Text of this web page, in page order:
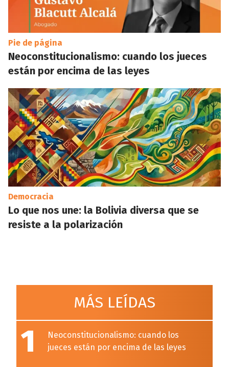
Pie de página
Neoconstitucionalismo: cuando los jueces
están por encima de las leyes
Democracia
Lo que nos une: la Bolivia diversa que se
resiste a la polarización
MÁS LEÍDAS
1
Neoconstitucionalismo: cuando los
jueces están por encima de las leyes